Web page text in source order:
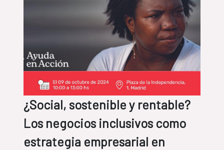
¿Social, sostenible y rentable?
Los negocios inclusivos como
estrategia empresarial en